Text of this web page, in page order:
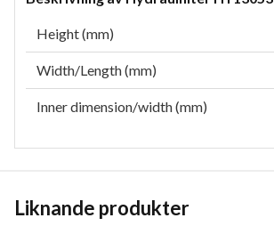
Height (mm)
Width/Length (mm)
Inner dimension/width (mm)
Liknande produkter